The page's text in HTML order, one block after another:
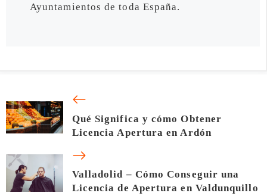
Ayuntamientos de toda España.
Qué Significa y cómo Obtener
Licencia Apertura en Ardón
Valladolid – Cómo Conseguir una
Licencia de Apertura en Valdunquillo